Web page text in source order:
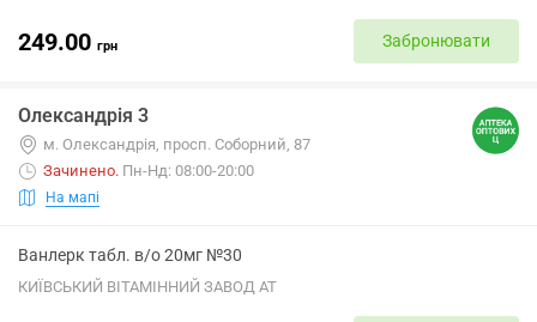
249.00 грн Забронювати
Олександрія 3
м. Олександрія, просп. Соборний, 87
Зачинено. Пн-Нд: 08:00-20:00
На мапі
Ванлерк табл. в/о 20мг №30
КИЇВСЬКИЙ ВІТАМІННИЙ ЗАВОД АТ